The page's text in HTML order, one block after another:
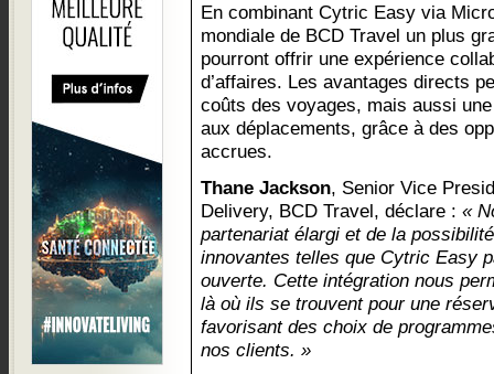
En combinant Cytric Easy via
mondiale de BCD Travel un plus
pourront offrir une expérience
d’affaires. Les avantages directs
coûts des voyages, mais aussi
aux déplacements, grâce à des
accrues.
Thane Jackson, Senior Vice
Delivery, BCD Travel, déclare : «
partenariat élargi et de la
innovantes telles que Cytric Easy
ouverte. Cette intégration nous
là où ils se trouvent pour une
favorisant des choix de
nos clients. »